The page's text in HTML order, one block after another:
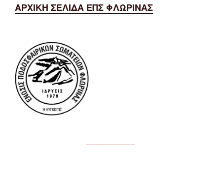
ΑΡΧΙΚΗ ΣΕΛΙΔΑ ΕΠΣ ΦΛΩΡΙΝΑΣ